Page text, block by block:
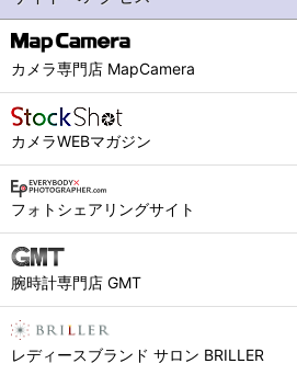
カメラ専門店 MapCamera
カメラWEBマガジン
フォトシェアリングサイト
腕時計専門店 GMT
レディースブランド サロン BRILLER